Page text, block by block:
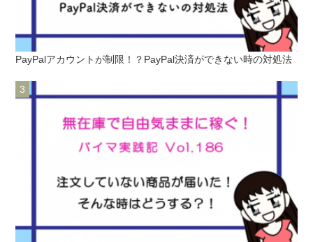
PayPalアカウントが制限！？PayPal決済ができない時の対処法